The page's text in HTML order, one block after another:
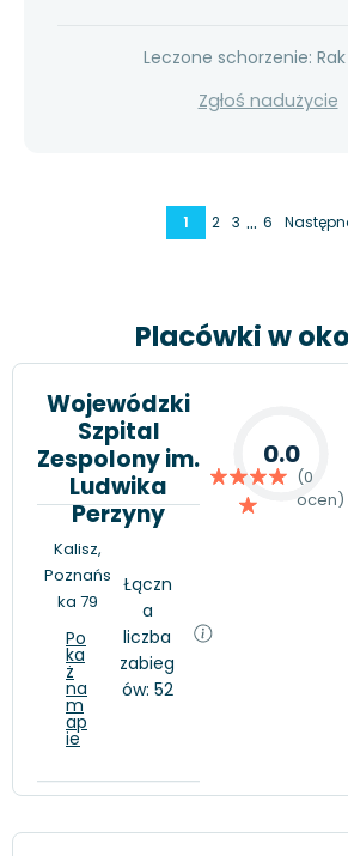
Leczone schorzenie:
Zgłoś nadużycie
1 2 3 … 6
Placówki w
Wojewódzki
Szpital
Zespolony im.
Ludwika
Perzyny
Kalisz,
Poznańs
ka 79
Po
ka
ż
na
m
ap
ie
Łączn
a
liczba
zabieg
ów: 52
0.0
(0
ocen)